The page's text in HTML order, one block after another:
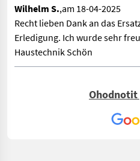
Wilhelm S.,am 18-04-2025
Recht lieben Dank an das
Erledigung. Ich wurde sehr
Haustechnik Schön
Ohodnotit